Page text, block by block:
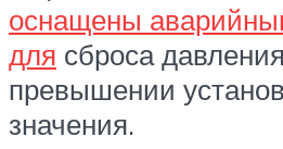
оснащены
для сброса
превышении
значения.